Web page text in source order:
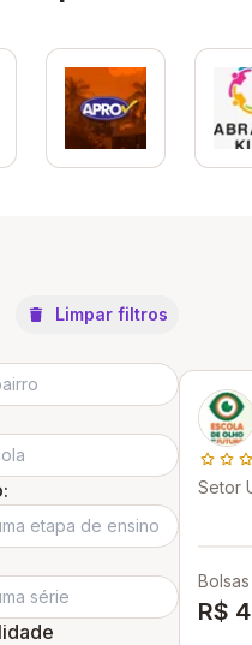
Limpar filtros
Setor
R$